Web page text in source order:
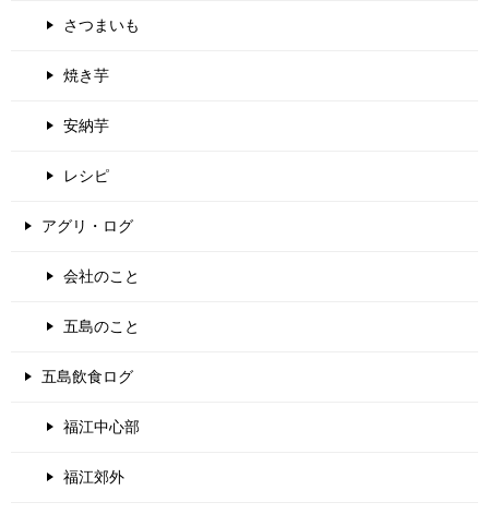
さつまいも
焼き芋
安納芋
レシピ
アグリ・ログ
会社のこと
五島のこと
五島飲食ログ
福江中心部
福江郊外